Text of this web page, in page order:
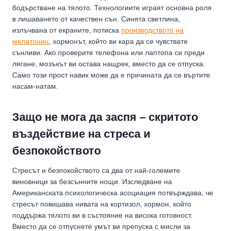
бодърстване на тялото. Технологиите играят основна роля
в лишаването от качествен сън. Синята светлина,
излъчвана от екраните, потиска производството на
мелатонин , хормонът, който ви кара да се чувствате
сънливи. Ако проверите телефона или лаптопа си преди
лягане, мозъкът ви остава нащрек, вместо да се отпуска.
Само този прост навик може да е причината да се въртите
насам-натам.
Защо не мога да заспя – скритото
въздействие на стреса и
безпокойството
Стресът и безпокойството са два от най-големите
виновници за безсънните нощи. Изследване на
Американската психологическа асоциация потвърждава, че
стресът повишава нивата на кортизол, хормон, който
поддържа тялото ви в състояние на висока готовност.
Вместо да се отпуснете умът ви препуска с мисли за